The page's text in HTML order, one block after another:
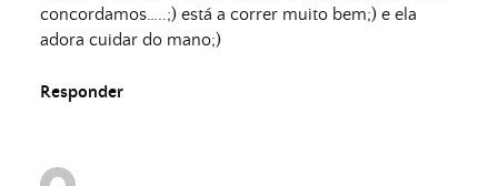
concordamos…..;) está a correr muito bem;) e ela
adora cuidar do mano;)
Responder